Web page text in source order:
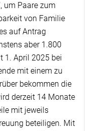
um Paare zum
von Familie
auf Antrag
aber 1.800
1. April 2025 bei
mit einem zu
bekommen die
derzeit 14 Monate
mit jeweils
beteiligen. Mit